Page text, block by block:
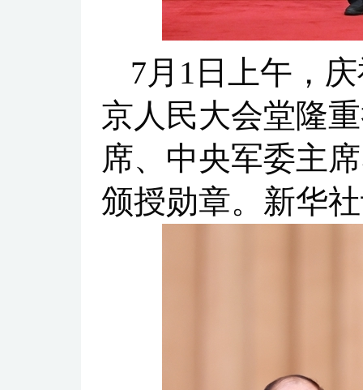
7月1日上午，
京人民大会堂隆
席、中央军委主
颁授勋章。新华